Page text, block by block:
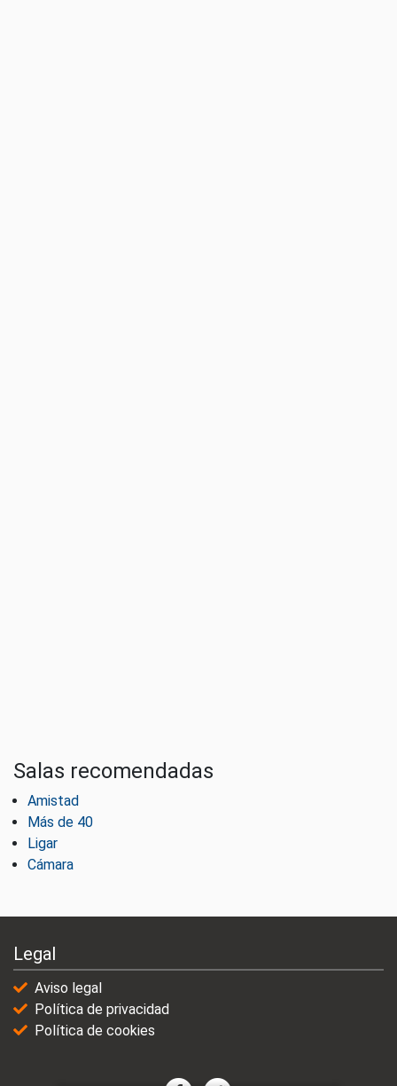
Salas recomendadas
Amistad
Más de 40
Ligar
Cámara
Legal
Aviso legal
Política de privacidad
Política de cookies